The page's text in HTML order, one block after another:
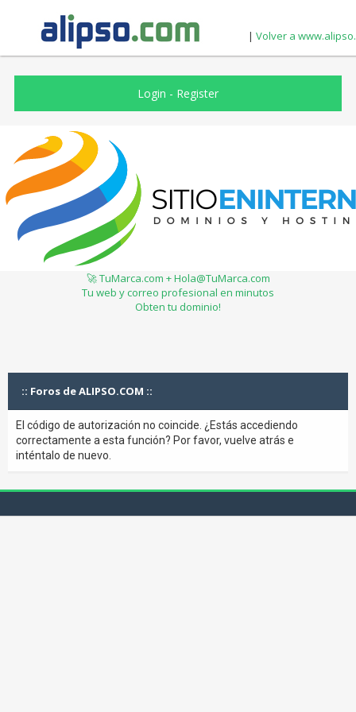
| Volver a
Login - Register
🚀 TuMarca.com + Hola@TuMarca.com
Tu web y correo profesional en minutos
Obten tu dominio!
:: Foros de ALIPSO.COM ::
El código de autorización no coincide. ¿Estás accediendo
correctamente a esta función? Por favor, vuelve atrás e
inténtalo de nuevo.